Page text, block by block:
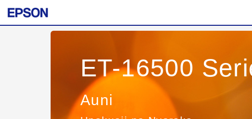
ET-16500
Auni